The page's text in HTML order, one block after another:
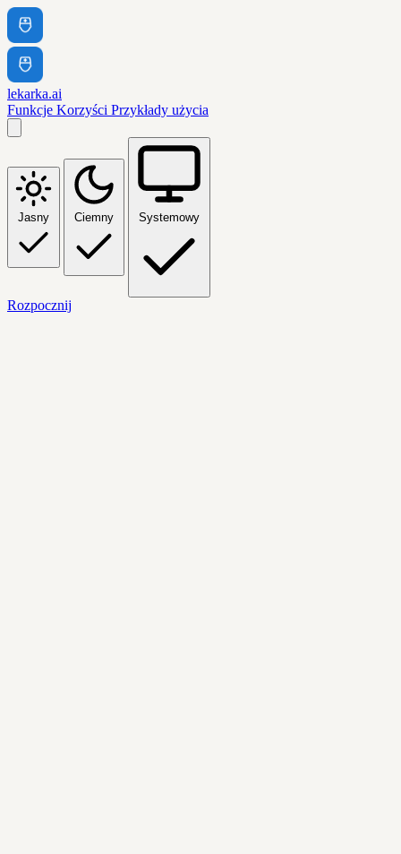
lekarka.ai
Funkcje Korzyści Przykłady użycia
Jasny Ciemny Systemowy
Rozpocznij